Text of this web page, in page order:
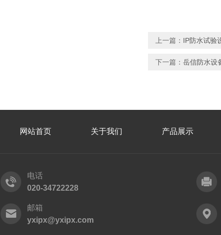
上一篇： IP防水试验
下一篇： 岳信防水设
网站首页 关于我们 产品展示
电话
020-34722228
邮箱
yxipx@yxipx.com